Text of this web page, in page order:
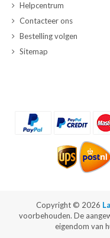
Helpcentrum
Contacteer ons
Bestelling volgen
Sitemap
Copyright © 2026
voorbehouden. De
eigendom van